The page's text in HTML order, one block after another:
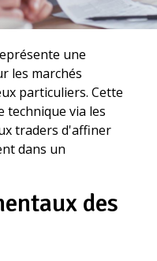
une
les marchés
particuliers. Cette
technique via les
traders d'affiner
dans un
des